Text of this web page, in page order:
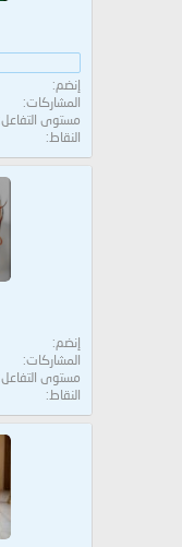
إنضم
المشاركات
مستوى التفاعل
النقاط
إنضم
المشاركات
مستوى التفاعل
النقاط